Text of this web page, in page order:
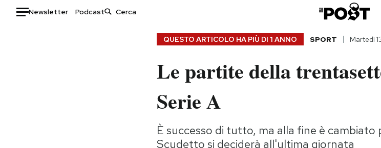
Newsletter Podcast
Storie/Idee
Ok Boomer!
QUESTO ARTICOLO HA PIÙ DI 1 ANNO SPORT Martedì
Le partite della
Serie A
È successo di tutto, ma alla fine è cambiato
Scudetto si deciderà all'ultima giornata